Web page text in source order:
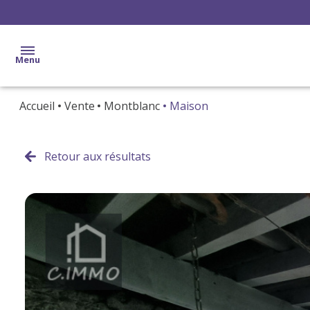
Menu
ventes
gestion
estimation
alerte
e-
Accueil Vente Montblanc Maison
Retour aux résultats